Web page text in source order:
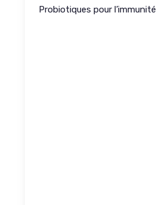
Probiotiques pour l’immunité